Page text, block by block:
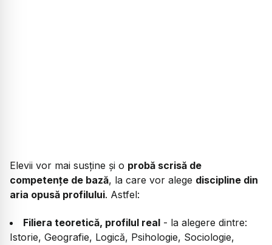
Elevii vor mai susține și o probă scrisă de
competențe de bază, la care vor alege discipline din
aria opusă profilului. Astfel:
Filiera teoretică, profilul real - la alegere dintre:
Istorie, Geografie, Logică, Psihologie, Sociologie,